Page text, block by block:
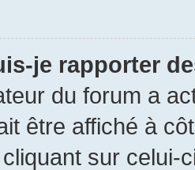
je rapporter
du forum a
être affiché à
sur